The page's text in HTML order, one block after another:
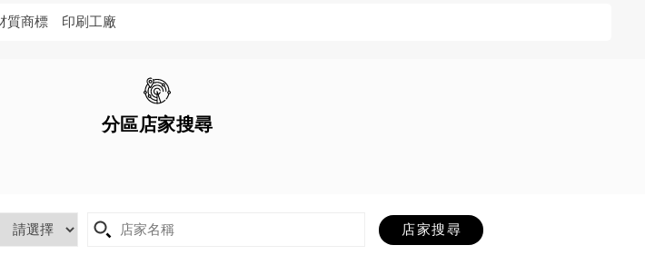
質商標 印刷工廠
分區店家搜尋